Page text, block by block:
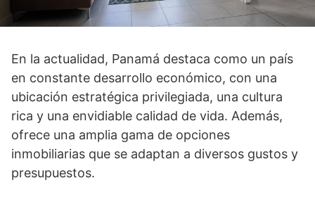
En la actualidad, Panamá destaca como un país
en constante desarrollo económico, con una
ubicación estratégica privilegiada, una cultura
rica y una envidiable calidad de vida. Además,
ofrece una amplia gama de opciones
inmobiliarias que se adaptan a diversos gustos y
presupuestos.